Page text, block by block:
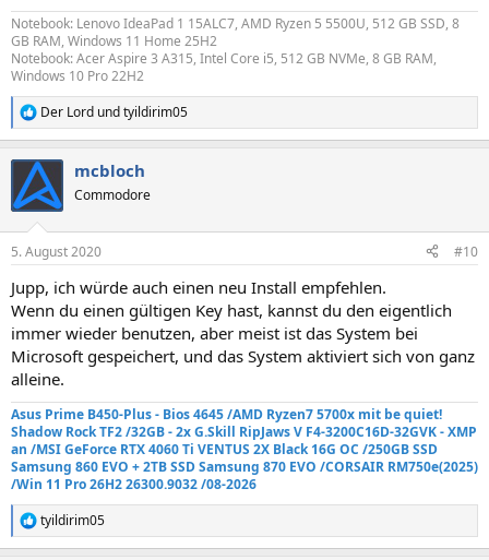
Notebook: Lenovo IdeaPad 1 15ALC7, AMD Ryzen 5 5500U, 512 GB SSD, 8
GB RAM, Windows 11 Home 25H2
Notebook: Acer Aspire 3 A315, Intel Core i5, 512 GB NVMe, 8 GB RAM,
Windows 10 Pro 22H2
R
e
t
i
e
:
Der Lord undtyildirim05
mcbloch
Commodore
5. August 2020 #10
Jupp, ich würde auch einen neu Install empfehlen.
Wenn du einen gültigen Key hast, kannst du den eigentlich
immer wieder benutzen, aber meist ist das System bei
Microsoft gespeichert, und das System aktiviert sich von ganz
alleine.
Asus Prime B450-Plus - Bios 4645 /AMD Ryzen7 5700x mit be quiet!
Shadow Rock TF2/32GB - 2x G.Skill RipJaws V F4-3200C16D-32GVK - XMP
an /MSI GeForce RTX 4060 Ti VENTUS 2X Black 16G OC /250GB SSD
Samsung 860 EVO +2TB SSD Samsung 870 EVO /CORSAIR RM750e(2025)
/Win 11 Pro 26H2 26300.9032 /08-2026
R
e
tyildirim05